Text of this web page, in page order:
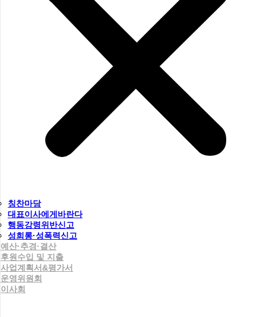
칭찬마당
대표이사에게바란다
행동강령위반신고
성희롱·성폭력신고
예산·추경·결산
후원수입 및 지출
사업계획서&평가서
운영위원회
이사회